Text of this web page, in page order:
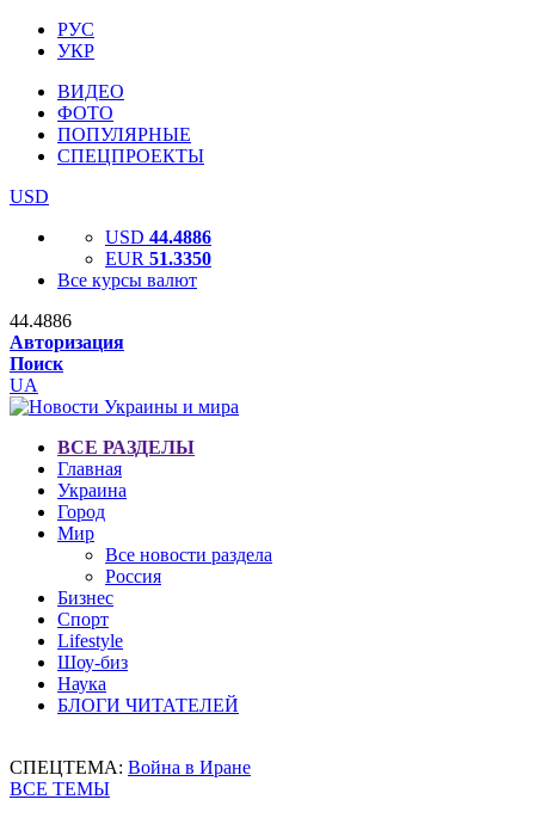
РУС
УКР
ВИДЕО
ФОТО
ПОПУЛЯРНЫЕ
СПЕЦПРОЕКТЫ
USD
USD 44.4886
EUR 51.3350
Все курсы валют
44.4886
Авторизация
Поиск
UA
ВСЕ РАЗДЕЛЫ
Главная
Украина
Город
Мир
Все новости раздела
Россия
Бизнес
Спорт
Lifestyle
Шоу-биз
Наука
БЛОГИ ЧИТАТЕЛЕЙ
СПЕЦТЕМА: Война в Иране
ВСЕ ТЕМЫ